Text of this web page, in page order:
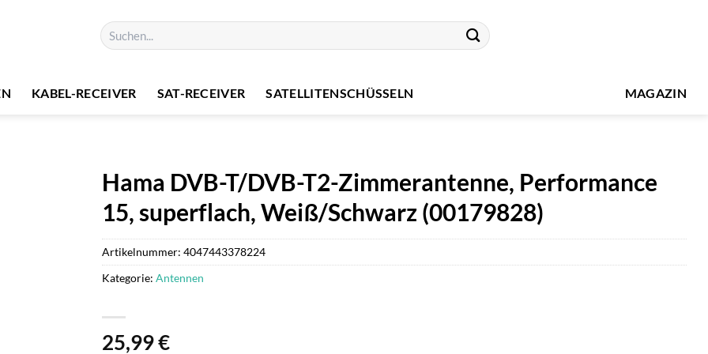
Suchen
nach:
KABEL-RECEIVER SAT-RECEIVER SATELLITENSCHÜSSELN MAGAZIN
Hama DVB-T/DVB-T2-Zimmerantenne, Performance
15, superflach, Weiß/Schwarz (00179828)
25,99€
Artikelnummer: 4047443378224
Kategorie: Antennen